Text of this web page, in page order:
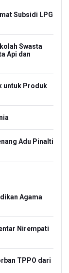
Subsidi LPG
Swasta
Api dan
untuk Produk
Adu Pinalti
Agama
Nirempati
TPPO dari